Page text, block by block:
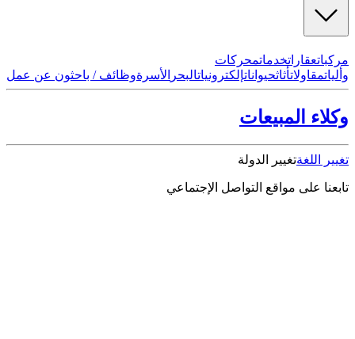
مركباتعقاراتخدماتمحركات
وألياتمقاولاتأثاثحيواناتإلكترونياتالبحر الأسرةوظائف / باحثون عن عمل
وكلاء المبيعات
تغيير اللغةتغيير الدولة
تابعنا على مواقع التواصل الإجتماعي